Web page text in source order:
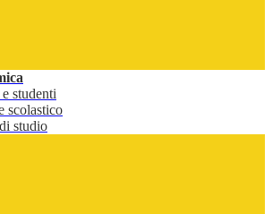
studenti
scolastico
studio